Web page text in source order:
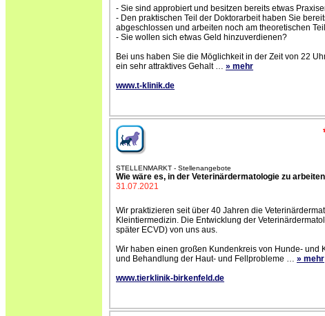
- Sie sind approbiert und besitzen bereits etwas
- Den praktischen Teil der Doktorarbeit haben Sie
abgeschlossen und arbeiten noch am theoretischen
- Sie wollen sich etwas Geld hinzuverdienen?
Bei uns haben Sie die Möglichkeit in der Zeit von 22
ein sehr attraktives Gehalt … » mehr
www.t-klinik.de
STELLENMARKT - Stellenangebote
Wie wäre es, in der Veterinärdermatologie zu
31.07.2021
Wir praktizieren seit über 40 Jahren die
Kleintiermedizin. Die Entwicklung der
später ECVD) von uns aus.
Wir haben einen großen Kundenkreis von Hunde- und
und Behandlung der Haut- und Fellprobleme … » mehr
www.tierklinik-birkenfeld.de